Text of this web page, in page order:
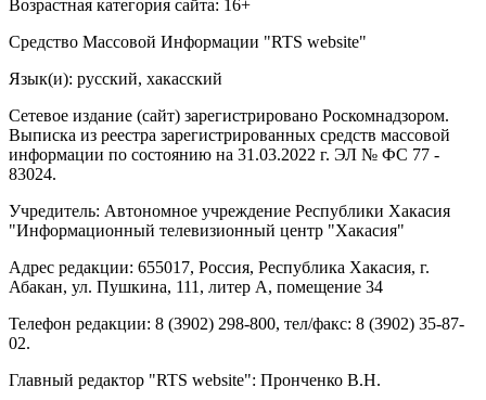
Возрастная категория сайта: 16+
Средство Массовой Информации "RTS website"
Язык(и): русский, хакасский
Сетевое издание (сайт) зарегистрировано Роскомнадзором.
Выписка из реестра зарегистрированных средств массовой
информации по состоянию на 31.03.2022 г. ЭЛ № ФС 77 -
83024.
Учредитель: Автономное учреждение Республики Хакасия
"Информационный телевизионный центр "Хакасия"
Адрес редакции: 655017, Россия, Республика Хакасия, г.
Абакан, ул. Пушкина, 111, литер А, помещение 34
Телефон редакции: 8 (3902) 298-800, тел/факс: 8 (3902) 35-87-
02.
Главный редактор "RTS website": Пронченко В.Н.